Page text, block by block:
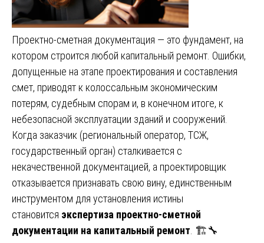
Проектно-сметная документация — это фундамент, на
котором строится любой капитальный ремонт. Ошибки,
допущенные на этапе проектирования и составления
смет, приводят к колоссальным экономическим
потерям, судебным спорам и, в конечном итоге, к
небезопасной эксплуатации зданий и сооружений.
Когда заказчик (региональный оператор, ТСЖ,
государственный орган) сталкивается с
некачественной документацией, а проектировщик
отказывается признавать свою вину, единственным
инструментом для установления истины
становится экспертиза проектно-сметной
документации на капитальный ремонт . 🏗️🔧